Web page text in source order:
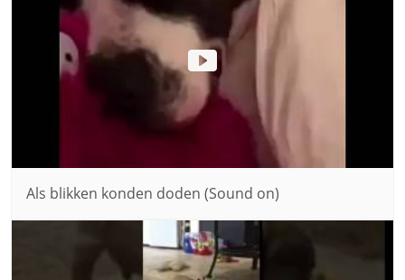
Als blikken konden doden (Sound on)